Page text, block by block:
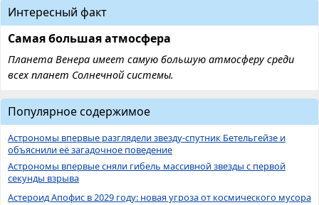
Интересный факт
Самая большая атмосфера
Планета Венера имеет самую большую атмосферу среди
всех планет Солнечной системы.
Популярное содержимое
Астрономы впервые разглядели звезду-спутник Бетельгейзе и
объяснили её загадочное поведение
Астрономы впервые сняли гибель массивной звезды с первой
секунды взрыва
Астероид Апофис в 2029 году: новая угроза от космического мусора